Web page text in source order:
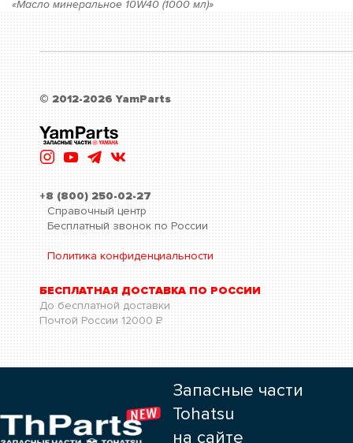
«Масло минеральное 10W40 (1000 мл)»
© 2012-2026 YamParts
+8 (800) 250-02-27
Справочный центр
Бесплатный звонок по России
Политика конфиденциальности
БЕСПЛАТНАЯ ДОСТАВКА ПО РОССИИ
До бесплатной доставки
Почтой России 12000 Р
Запасные части
Tohatsu
на сайте